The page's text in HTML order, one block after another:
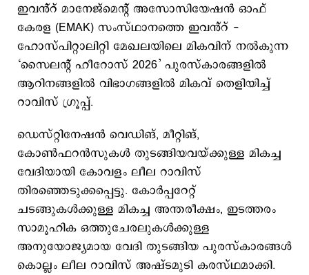
ഇവൻ്റ് മാനേജ്മെന്‍റ് അസോസിയേഷൻ ഓഫ്
കേരള (EMAK) സംസ്ഥാനത്തെ ഇവൻ്റ് -
ഹോസ്പിറ്റാലിറ്റി മേഖലയിലെ മികവിന് നൽകുന്ന
‘സൈലന്‍റ് ഹീറോസ് 2026’ പുരസ്‌കാരങ്ങളിൽ
ആറിനങ്ങളിൽ വിഭാഗങ്ങളിൽ മികവ് തെളിയിച്ച്
റാവിസ് ഗ്രൂപ്പ്.
ഡെസ്റ്റിനേഷൻ വെഡിങ്, മീറ്റിങ്,
കോൺഫറൻസുകൾ തുടങ്ങിയവയ്ക്കുള്ള മികച്ച
വേദിയായി കോവളം ലീല റാവിസ്
തിരഞ്ഞെടുക്കപ്പെട്ടു. കോർപ്പറേറ്റ്
ചടങ്ങുകൾക്കുള്ള മികച്ച അന്തരീക്ഷം, ഇടത്തരം
സാമൂഹിക ഒത്തുചേരലുകൾക്കുള്ള
അനുയോജ്യമായ വേദി തുടങ്ങിയ പുരസ്കാരങ്ങൾ
കൊല്ലം ലീല റാവിസ് അഷ്ടമുടി കരസ്ഥമാക്കി.